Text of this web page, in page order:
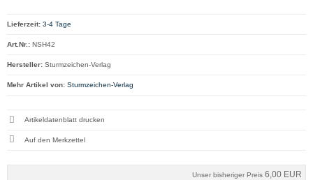
Unser bisheriger Preis 6,00 EUR
Lieferzeit: 3-4 Tage
Art.Nr.: NSH42
Hersteller: Sturmzeichen-Verlag
Mehr Artikel von: Sturmzeichen-Verlag
Artikeldatenblatt drucken